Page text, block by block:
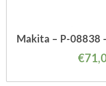
Makita – P-08838
€